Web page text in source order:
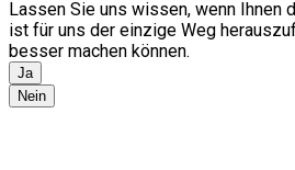
Lassen Sie uns wissen, wenn Ihnen
ist für uns der einzige Weg
besser machen können.
Ja
Nein